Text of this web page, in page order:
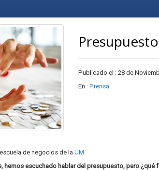
Publicado el : 28 de
En : Prensa
de negocios de la UM
escuchado hablar del presupuesto, pero